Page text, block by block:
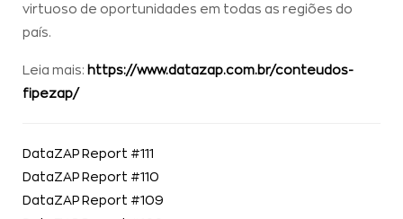
virtuoso de oportunidades em todas as regiões do
país.
Leia mais: https://www.datazap.com.br/conteudos-
fipezap/
DataZAP Report #111
DataZAP Report #110
DataZAP Report #109